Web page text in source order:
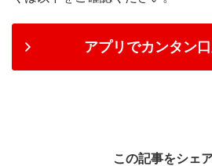
アプリでカンタン口
この記事をシェ